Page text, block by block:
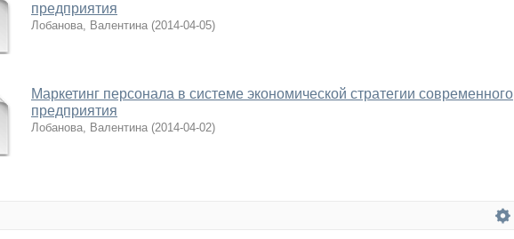
предприятия
Лобанова, Валентина (2014-04-05)
Маркетинг персонала в системе экономической стратегии современного
предприятия
Лобанова, Валентина (2014-04-02)